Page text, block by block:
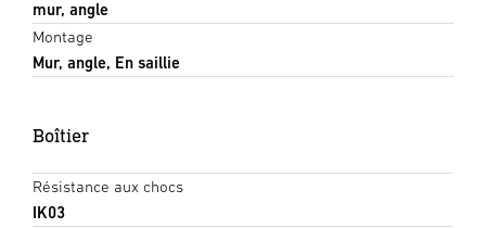
mur, angle
Montage
Mur, angle, En saillie
Boîtier
Résistance aux chocs
IK03